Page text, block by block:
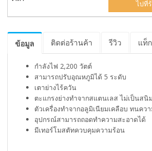
ไปที่
ข้อมูล ติดต่อร้านค้า รีวิว แท็ก
กำลังไฟ 2,200 วัตต์
สามารถปรับอุณหภูมิได้ 5 ระดับ
เตาย่างไร้ควัน
ตะแกรงย่างทำจากสแตนเลส ไม่เป็นสนิม
ตัวเครื่องทำจากอลูมิเนียมเคลือบ ทนคว
อุปกรณ์สามารถถอดทำความสะอาดได้
มีเทอร์โมสตัทควบคุมความร้อน